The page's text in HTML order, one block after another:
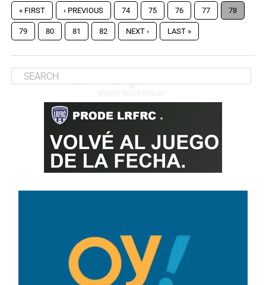
« FIRST ‹ PREVIOUS 74 75 76 77 78
79 80 81 82 NEXT › LAST »